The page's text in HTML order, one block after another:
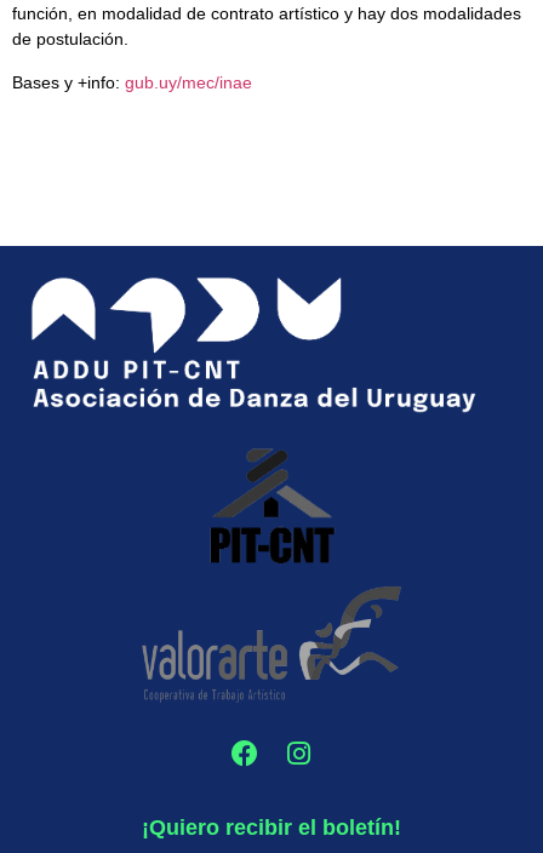
función, en modalidad de contrato artístico y hay dos modalidades
de postulación.
Bases y +info: gub.uy/mec/inae
¡Quiero recibir el boletín!